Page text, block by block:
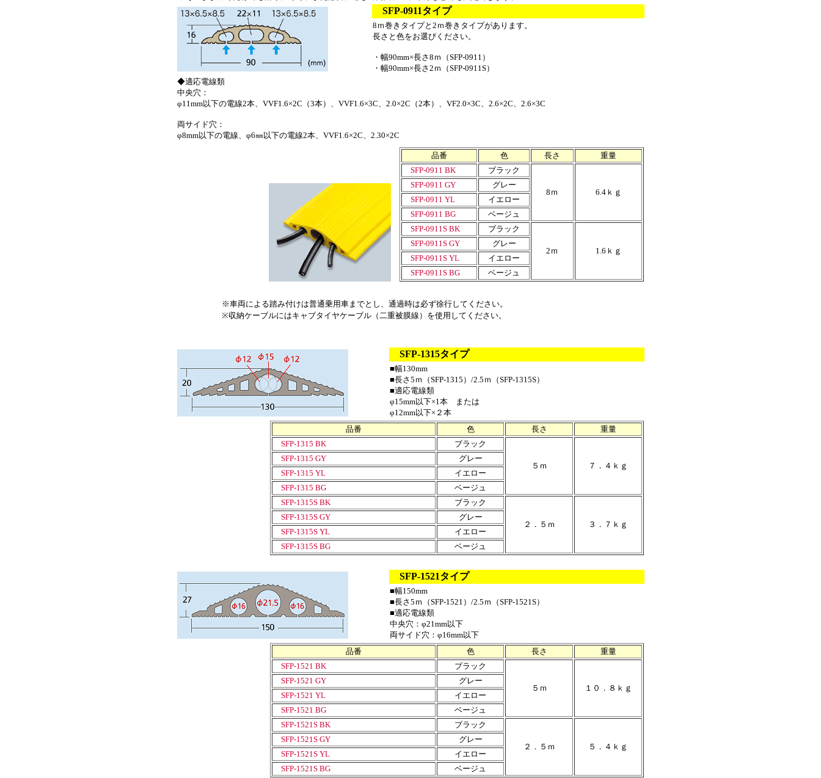
SFP-0911タイプ
8ｍ巻きタイプと2ｍ巻きタイプがあります。
長さと色をお選びください。
・幅90mm×長さ8ｍ（SFP-0911）
・幅90mm×長さ2ｍ（SFP-0911S）
◆適応電線類
中央穴：
φ11mm以下の電線2本、VVF1.6×2C（3本）、VVF1.6×3C、2.0×2C（2本）、VF2.0×3C、2.6×2C、2.6×3C
両サイド穴：
φ8mm以下の電線、φ6㎜以下の電線2本、VVF1.6×2C、2.30×2C
品番 色 長さ
重量
SFP-0911 BK
ブラック
8ｍ 6.4ｋｇ
SFP-0911 GY
グレー
SFP-0911 YL
イエロー
SFP-0911 BG
ベージュ
SFP-0911S BK
ブラック
2ｍ 1.6ｋｇ
SFP-0911S GY
グレー
SFP-0911S YL
イエロー
SFP-0911S BG
ベージュ
※車両による踏み付けは普通乗用車までとし、通過時は必ず徐行してください。
※収納ケーブルにはキャブタイヤケーブル（二重被膜線）を使用してください。
SFP-1315タイプ
■幅130mm
■長さ5ｍ（SFP-1315）/2.5ｍ（SFP-1315S）
■適応電線類
φ15mm以下×1本 または
φ12mm以下×２本
品番
色 長さ
重量
SFP-1315 BK
ブラック
５ｍ ７．４ｋｇ
SFP-1315 GY
グレー
SFP-1315 YL
イエロー
SFP-1315 BG
ベージュ
SFP-1315S BK
ブラック
２．５ｍ ３．７ｋｇ
SFP-1315S GY
グレー
SFP-1315S YL
イエロー
SFP-1315S BG
ベージュ
SFP-1521タイプ
■幅150mm
■長さ5ｍ（SFP-1521）/2.5ｍ（SFP-1521S）
■適応電線類
中央穴：φ21mm以下
両サイド穴：φ16mm以下
品番
色 長さ
重量
SFP-1521 BK
ブラック
５ｍ １０．８ｋｇ
SFP-1521 GY
グレー
SFP-1521 YL
イエロー
SFP-1521 BG
ベージュ
SFP-1521S BK
ブラック
２．５ｍ ５．４ｋｇ
SFP-1521S GY
グレー
SFP-1521S YL
イエロー
SFP-1521S BG
ベージュ